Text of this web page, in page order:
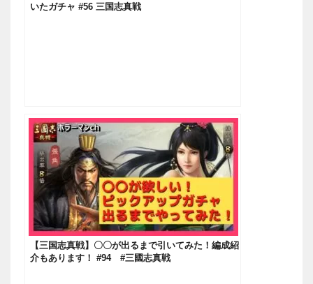
いたガチャ #56 三国志真戦
【三国志真戦】〇〇が出るまで引いてみた！編成紹
介もあります！ #94 #三國志真戦